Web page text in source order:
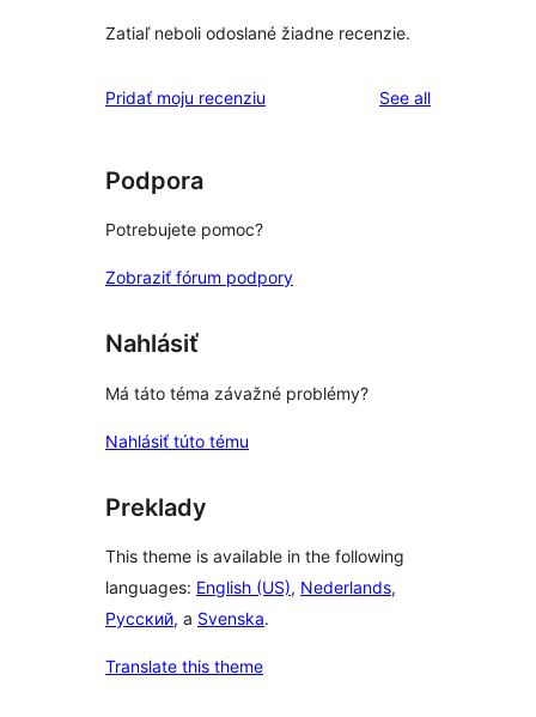
Zatiaľ neboli odoslané žiadne recenzie.
Pridať moju recenziu See allreviews
Podpora
Potrebujete pomoc?
Zobraziť fórum podpory
Nahlásiť
Má táto téma závažné problémy?
Nahlásiť túto tému
Preklady
This theme is available in the following
languages: English (US), Nederlands,
Русский, a Svenska.
Translate this theme